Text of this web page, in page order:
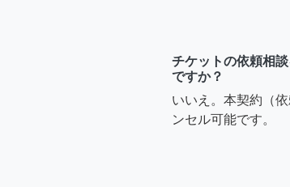
チケットの依頼相
ですか？
いいえ。本契約（
ンセル可能です。